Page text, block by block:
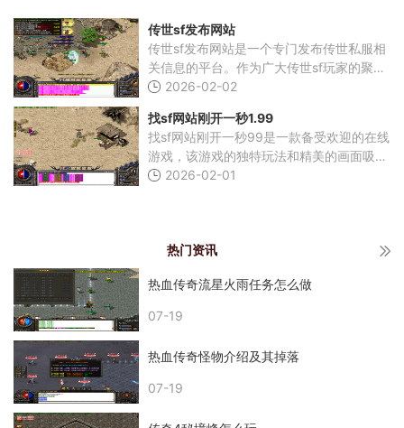
传世sf发布网站
传世sf发布网站是一个专门发布传世私服相
关信息的平台。作为广大传世sf玩家的聚集
地，该网站为玩家们提供了众多热门传世私
为玩家们打造
2026-02-02
找sf网站刚开一秒1.99
找sf网站刚开一秒99是一款备受欢迎的在线
游戏，该游戏的独特玩法和精美的画面吸引
了无数玩家的关注。在这款游戏中，玩家可
2026-02-01
热门资讯
热血传奇流星火雨任务怎么做
07-19
热血传奇怪物介绍及其掉落
07-19